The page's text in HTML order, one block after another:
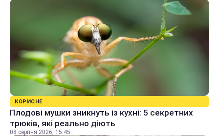
КОРИСНЕ
Плодові мушки зникнуть із кухні: 5 секретних
трюків, які реально діють
08 серпня 2026, 15:45